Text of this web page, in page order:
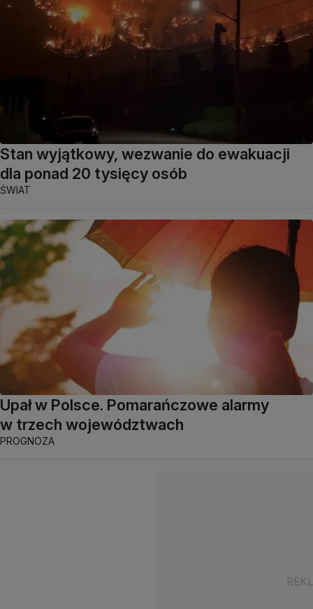
Stan wyjątkowy, wezwanie do ewakuacji
dla ponad 20 tysięcy osób
ŚWIAT
Upał w Polsce. Pomarańczowe alarmy
w trzech województwach
PROGNOZA